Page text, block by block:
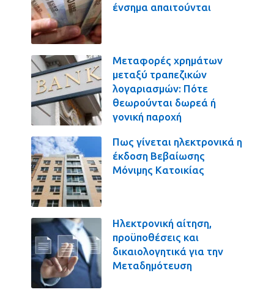
ένσημα απαιτούνται
Μεταφορές χρημάτων
μεταξύ τραπεζικών
λογαριασμών: Πότε
θεωρούνται δωρεά ή
γονική παροχή
Πως γίνεται ηλεκτρονικά η
έκδοση Βεβαίωσης
Μόνιμης Κατοικίας
Ηλεκτρονική αίτηση,
προϋποθέσεις και
δικαιολογητικά για την
Μεταδημότευση